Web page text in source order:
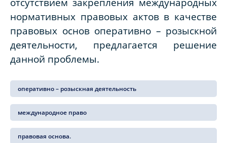
нормативных правовых актов в качестве
правовых основ оперативно – розыскной
деятельности, предлагается решение
данной проблемы.
оперативно – розыскная деятельность
международное право
правовая основа.